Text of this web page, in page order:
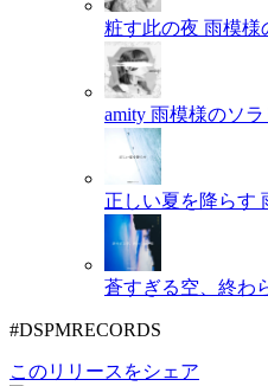
粧す此の夜 雨模様
amity 雨模様のソラ
正しい夏を降らす
蒼すぎる空、終わ
#DSPMRECORDS
このリリースをシェア